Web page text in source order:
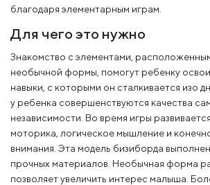
благодаря элементарным играм.
Для чего это нужно
Знакомство с элементами,
необычной формы, помогут ребенку
навыки, с которыми он сталкивается изо
у ребенка совершенствуются качества
независимости. Во время игры
моторика, логическое мышление и
внимания. Эта модель бизиборда
прочных материалов. Необычная форма
позволяет увеличить интерес малыша.